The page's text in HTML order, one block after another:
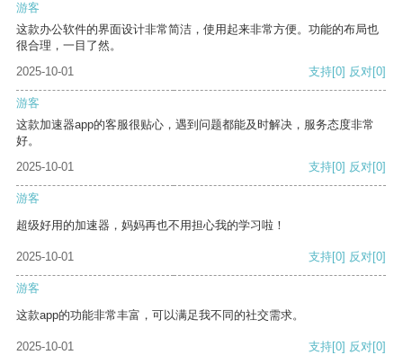
游客
这款办公软件的界面设计非常简洁，使用起来非常方便。功能的布局也
很合理，一目了然。
2025-10-01
支持[0] 反对[0]
游客
这款加速器app的客服很贴心，遇到问题都能及时解决，服务态度非常
好。
2025-10-01
支持[0] 反对[0]
游客
超级好用的加速器，妈妈再也不用担心我的学习啦！
2025-10-01 支持[0] 反对[0]
游客
这款app的功能非常丰富，可以满足我不同的社交需求。
2025-10-01 支持[0] 反对[0]